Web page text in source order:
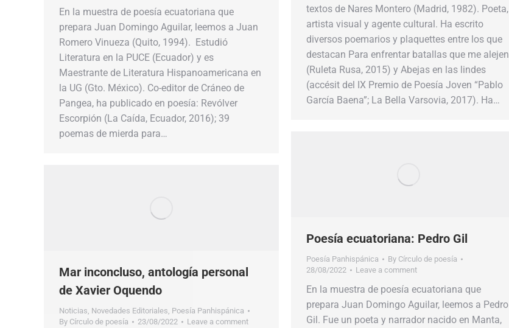
En la muestra de poesía ecuatoriana que
prepara Juan Domingo Aguilar, leemos a Juan
Romero Vinueza (Quito, 1994). Estudió
Literatura en la PUCE (Ecuador) y es
Maestrante de Literatura Hispanoamericana en
la UG (Gto. México). Co-editor de Cráneo de
Pangea, ha publicado en poesía: Revólver
Escorpión (La Caída, Ecuador, 2016); 39
poemas de mierda para…
textos de Nares Montero (Madrid, 1982). Poeta,
artista visual y agente cultural. Ha escrito
diversos poemarios y plaquettes entre los que
destacan Para enfrentar batallas que me alejen
(Ruleta Rusa, 2015) y Abejas en las lindes
(accésit del IX Premio de Poesía Joven “Pablo
García Baena”; La Bella Varsovia, 2017). Ha…
Poesía ecuatoriana: Pedro Gil
Poesía Panhispánica By Círculo de poesía
28/08/2022
Leave a comment
En la muestra de poesía ecuatoriana que
prepara Juan Domingo Aguilar, leemos a Pedro
Gil. Fue un poeta y narrador nacido en Manta,
Mar inconcluso, antología personal
de Xavier Oquendo
Noticias Novedades Editoriales Poesía Panhispánica
By Círculo de poesía 23/08/2022 Leave a comment